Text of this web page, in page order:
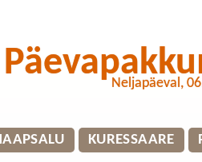
Neljapäeval,
KURESSAARE